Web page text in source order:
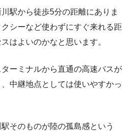
駅から徒歩5分の距離にありま
シーなど使わずにすぐ来れる距
はよいのかなと思います。
ーミナルから直通の高速バスが
中継地点としては使いやすかっ
そのものが陸の孤島感という